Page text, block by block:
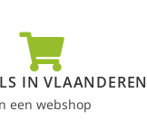
IN VLAANDEREN
een webshop